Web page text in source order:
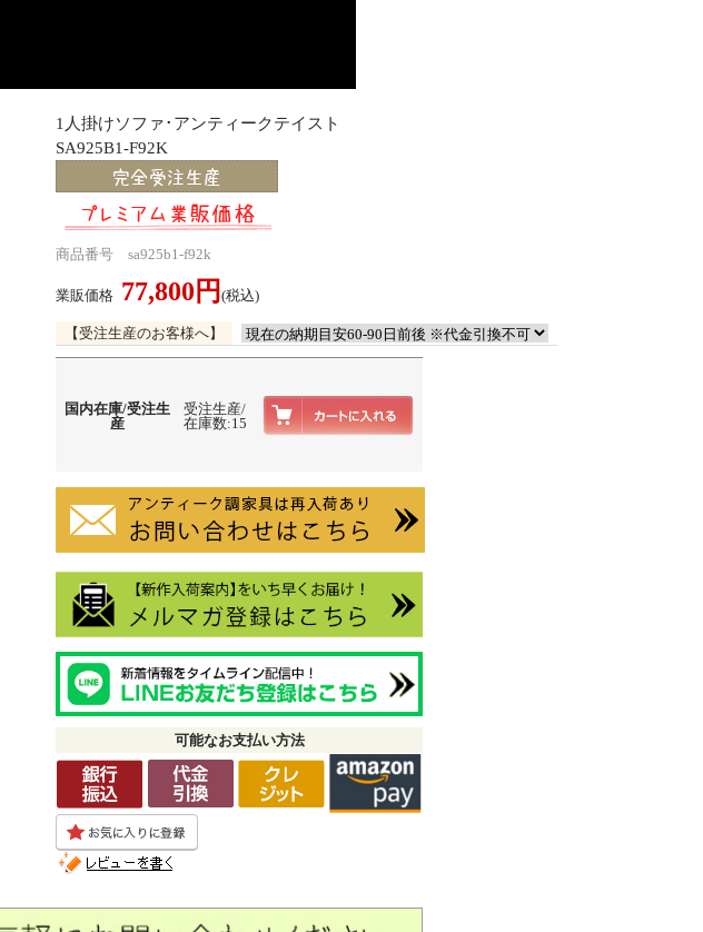
1人掛けソファ･アンティークテイスト
SA925B1-F92K
商品番号 sa925b1-f92k
業販価格 77,800円 (税込)
【受注生産のお客様へ】
国内在庫/受注生
産
受注生産/
在庫数:15
可能なお支払い方法